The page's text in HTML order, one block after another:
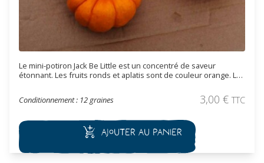
Le mini-potiron Jack Be Little est un concentré de saveur
étonnant. Les fruits ronds et aplatis sont de couleur orange. La
et de marron. En plus, cette variété est très productive. Elle
donne jusqu'à 15 fruits de 5 à 10 cm de diamètre par pied.
Conditionnement : 12 graines 3,00 € TTC
Ajouter au panier